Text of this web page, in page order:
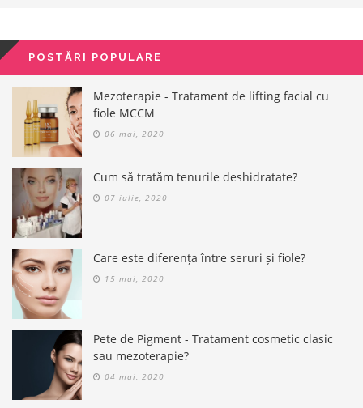
POSTĂRI POPULARE
Mezoterapie - Tratament de lifting facial cu
fiole MCCM
06 mai, 2020
Cum să tratăm tenurile deshidratate?
07 iulie, 2020
Care este diferența între seruri și fiole?
15 mai, 2020
Pete de Pigment - Tratament cosmetic clasic
sau mezoterapie?
04 mai, 2020